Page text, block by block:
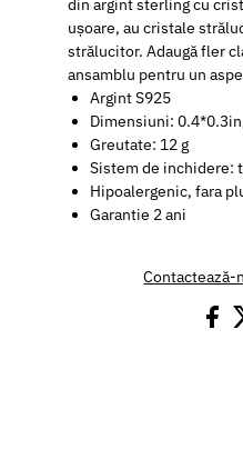
din argint sterling cu
ușoare, au cristale
strălucitor. Adaugă fler
ansamblu pentru un
Argint S925
Dimensiuni:
Greutate: 12 g
Sistem de inchidere:
Hipoalergenic, fara
Garantie 2 ani
Contactează-